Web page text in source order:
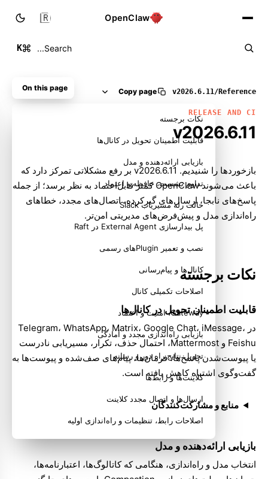
OpenClaw
Search...
K
🇮🇷
Reference
/
v2026.6.11
Copy page
RELEASE AND CI
v2026.6.11
بازخوردها را شنیدیم. v2026.6.11 بر رفع مشکلاتی تمرکز دارد که
باعث می‌شوند OpenClaw کمتر قابل‌اعتماد به نظر برسد؛ از جمله
پاسخ‌های نابجا، ارسال‌های گیرکرده، اتصال‌های مجدد، خطاهای
راه‌اندازی مدل و پیش‌فرض‌های مدیریتی امن‌تر.
نکات برجسته
قابلیت اطمینان تحویل در کانال‌ها
در Telegram، WhatsApp، Matrix، Google Chat، iMessage،
Feishu و Mattermost، احتمال حذف، تکرار، مسیریابی نادرست
یا پیوست‌شدن پاسخ‌ها، فرمان‌ها، پیام‌های صف‌شده و پیوست‌ها به
گفت‌وگوی اشتباه کاهش یافته است.
منابع و مشارکت‌کنندگان
بازیابی ارائه‌دهنده و مدل
انتخاب مدل و راه‌اندازی، هنگامی که کاتالوگ‌ها، اعتبارنامه‌ها،
On this page
نکات برجسته
قابلیت اطمینان تحویل در کانال‌ها
بازیابی ارائه‌دهنده و مدل
تداوم نشست، حافظه و اعتماد
حالت رله مسیریاب Slack
پل بیدارسازی External Agent در Raft
نصب و تعمیر Pluginهای رسمی
کانال‌ها و پیام‌رسانی
اصلاحات تکمیلی کانال
Gateway، امنیت و اعتماد
بازیابی راه‌اندازی مجدد و آمادگی
تحویل نتایج راه دور و رسانه
کلاینت‌ها و رابط‌ها
ارسال‌ها و اتصال مجدد کلاینت
اصلاحات رابط، تنظیمات و راه‌اندازی اولیه
مستندات و ابزارهای مدیریت
قابلیت اطمینان راه‌اندازی و فرمان‌ها